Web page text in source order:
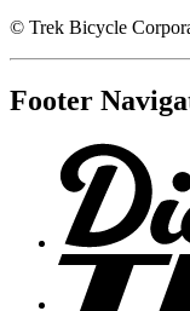
© Trek Bicycle
Footer